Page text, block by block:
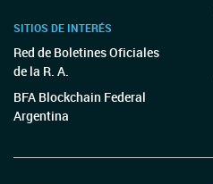
SITIOS DE INTERÉS
Red de Boletines Oficiales
de la R. A.
BFA Blockchain Federal
Argentina